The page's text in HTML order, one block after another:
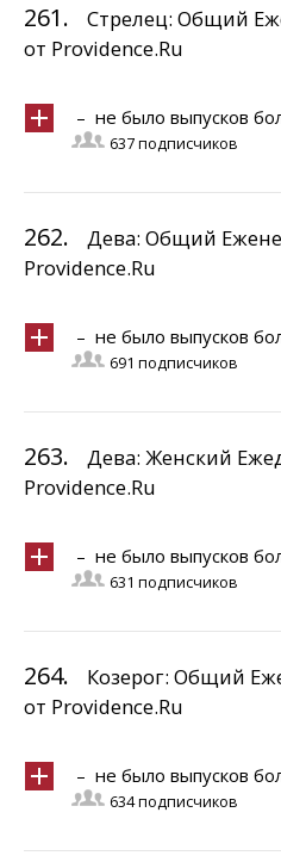
261.
Стрелец: Общий
от Providence.Ru
– не было выпусков
637 подписчиков
262.
Дева: Общий
Providence.Ru
– не было выпусков
691 подписчиков
263.
Дева: Женский
Providence.Ru
– не было выпусков
631 подписчиков
264.
Козерог: Общий
от Providence.Ru
– не было выпусков
634 подписчиков